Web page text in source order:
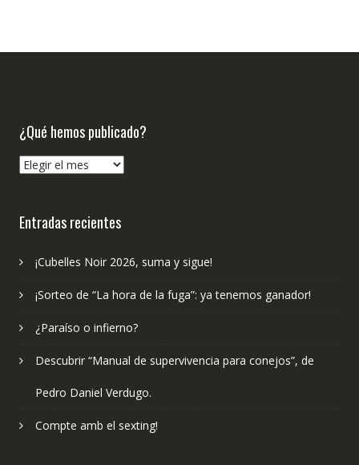
¿Qué hemos publicado?
¿Qué
Entradas recientes
¡Cubelles Noir 2026, suma y sigue!
¡Sorteo de “La hora de la fuga”: ya tenemos ganador!
¿Paraíso o infierno?
Descubrir “Manual de supervivencia para conejos”, de
Pedro Daniel Verdugo.
Compte amb el sexting!